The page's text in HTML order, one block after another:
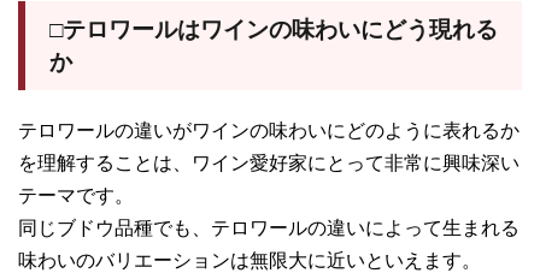
□テロワールはワインの味わいにどう現れる
か
テロワールの違いがワインの味わいにどのように表れるか
を理解することは、ワイン愛好家にとって非常に興味深い
テーマです。
同じブドウ品種でも、テロワールの違いによって生まれる
味わいのバリエーションは無限大に近いといえます。